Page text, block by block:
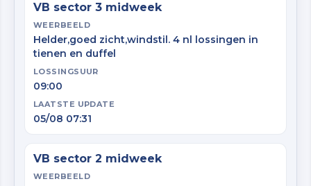
VB sector 3 midweek
WEERBEELD
Helder,goed zicht,windstil. 4 nl lossingen in
tienen en duffel
LOSSINGSUUR
09:00
LAATSTE UPDATE
05/08 07:31
VB sector 2 midweek
WEERBEELD